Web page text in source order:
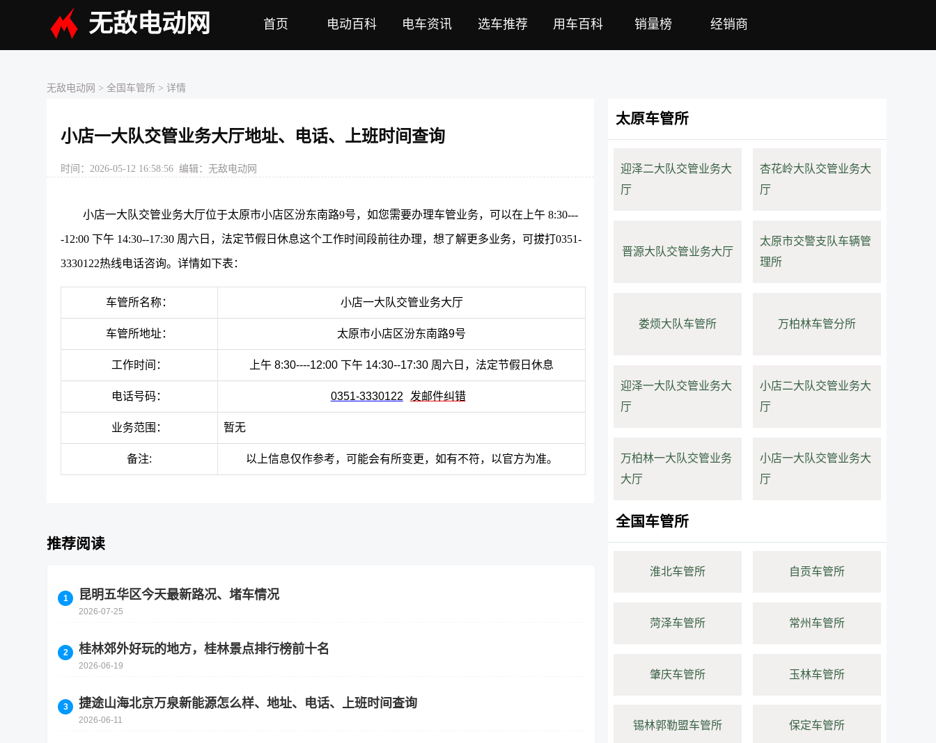
无敌电动网 首页 电动百科 电车资讯 选车推荐 用车百科 销量榜 经销商
无敌电动网 >全国车管所 > 详情
小店一大队交管业务大厅地址、电话、上班时间查询
时间：2026-05-12 16:58:56 编辑：无敌电动网
小店一大队交管业务大厅位于太原市小店区汾东南路9号，如您需要办理车管业务，可以在上午 8:30---
-12:00 下午 14:30--17:30 周六日，法定节假日休息这个工作时间段前往办理，想了解更多业务，可拔打0351-
3330122热线电话咨询。详情如下表：
车管所名称： 小店一大队交管业务大厅
车管所地址： 太原市小店区汾东南路9号
工作时间： 上午 8:30----12:00 下午 14:30--17:30 周六日，法定节假日休息
电话号码： 0351-3330122 发邮件纠错
业务范围： 暂无
备注: 以上信息仅作参考，可能会有所变更，如有不符，以官方为准。
推荐阅读
昆明五华区今天最新路况、堵车情况
2026-07-25
桂林郊外好玩的地方，桂林景点排行榜前十名
2026-06-19
捷途山海北京万泉新能源怎么样、地址、电话、上班时间查询
2026-06-11
太原车管所
迎泽二大队交管业务大
厅
杏花岭大队交管业务大
厅
晋源大队交管业务大厅
太原市交警支队车辆管
理所
娄烦大队车管所 万柏林车管分所
迎泽一大队交管业务大
厅
小店二大队交管业务大
厅
万柏林一大队交管业务
大厅
小店一大队交管业务大
厅
全国车管所
淮北车管所 自贡车管所
菏泽车管所 常州车管所
肇庆车管所 玉林车管所
锡林郭勒盟车管所 保定车管所